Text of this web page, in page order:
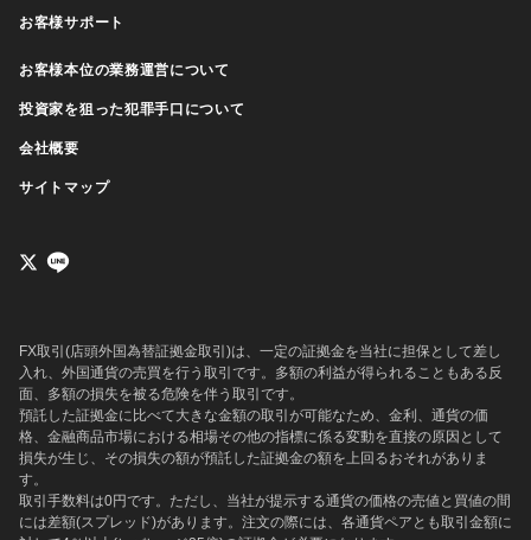
お客様サポート
お客様本位の業務運営について
投資家を狙った犯罪手口について
会社概要
サイトマップ
FX取引(店頭外国為替証拠金取引)は、一定の証拠金を当社に担保として差し
入れ、外国通貨の売買を行う取引です。多額の利益が得られることもある反
面、多額の損失を被る危険を伴う取引です。
預託した証拠金に比べて大きな金額の取引が可能なため、金利、通貨の価
格、金融商品市場における相場その他の指標に係る変動を直接の原因として
損失が生じ、その損失の額が預託した証拠金の額を上回るおそれがありま
す。
取引手数料は0円です。ただし、当社が提示する通貨の価格の売値と買値の間
には差額(スプレッド)があります。注文の際には、各通貨ペアとも取引金額に